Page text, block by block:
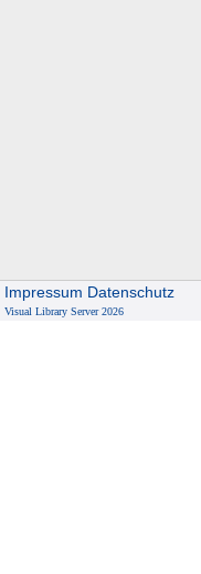
Impressum Datenschutz
Visual Library Server 2026